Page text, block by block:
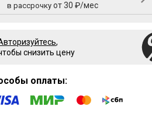
в рассрочку от 30 ₽/мес
,
снизить цену
оплаты: